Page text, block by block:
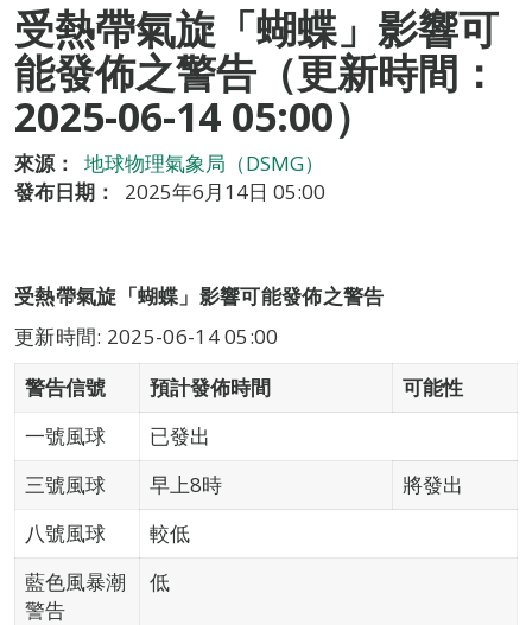
受熱帶氣旋「蝴蝶」影響可
能發佈之警告（更新時間：
2025-06-14 05:00）
來源：
地球物理氣象局（DSMG）
發布日期：
2025年6月14日 05:00
受熱帶氣旋「蝴蝶」影響可能發佈之警告
更新時間: 2025-06-14 05:00
警告信號
預計發佈時間
可能性
一號風球
已發出
三號風球
早上8時
將發出
八號風球
較低
藍色風暴潮
警告
低